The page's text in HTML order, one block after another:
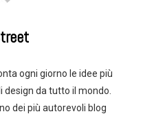
ogni giorno le idee più
da tutto il mondo.
dei più autorevoli blog